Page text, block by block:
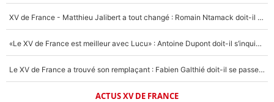
XV de France - Matthieu Jalibert a tout changé : Romain Ntamack doit-il s’inquiéter pour sa place à un an de la Coupe du monde ?
«Le XV de France est meilleur avec Lucu» : Antoine Dupont doit-il s’inquiéter pour sa place ?
Le XV de France a trouvé son remplaçant : Fabien Galthié doit-il se passer d'Antoine Dupont ?
ACTUS XV DE FRANCE